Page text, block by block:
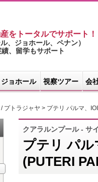
をトータルでサポート！
、ジョホール、ペナン）
、留学もサポート
ジョホール 視察ツアー 会
プトラジャヤ > プテリ パルマ、
クアラルンプール - サ
プテリ パ
(PUTERI